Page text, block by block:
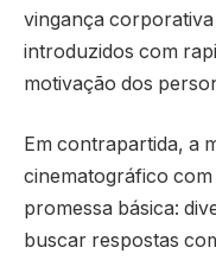
vingança
introduzidos com
motivação dos
Em contrapartida, a
cinematográfico
promessa básica:
buscar respostas